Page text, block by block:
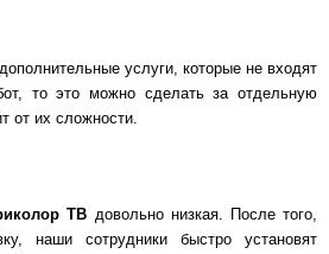
услуги, которые не входят
то это можно сделать за отдельную
от их сложности.
ТВ довольно низкая. После того,
наши сотрудники быстро установят